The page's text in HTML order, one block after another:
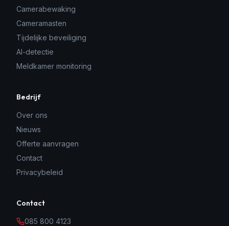
Camerabewaking
Cameramasten
Tijdelijke beveiliging
AI-detectie
Meldkamer monitoring
Bedrijf
Over ons
Nieuws
Offerte aanvragen
Contact
Privacybeleid
Contact
085 800 4123